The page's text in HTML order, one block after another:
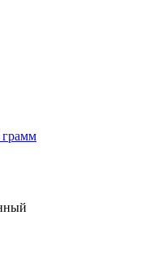
грамм